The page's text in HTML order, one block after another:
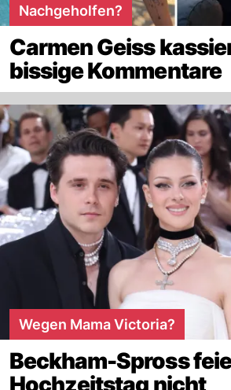
Nachgeholfen?
Carmen Geiss
bissige Kommentare
Wegen Mama Victoria?
Beckham-Spross
Hochzeitstag nicht